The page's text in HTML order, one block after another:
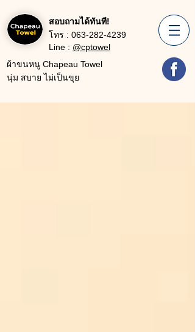
สอบถามได้ทันที!
โทร : 063-282-4239
Line : @cptowel
ผ้าขนหนู Chapeau Towel
นุ่ม สบาย ไม่เป็นขุย